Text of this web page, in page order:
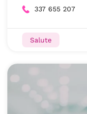
337 655 207
Salute